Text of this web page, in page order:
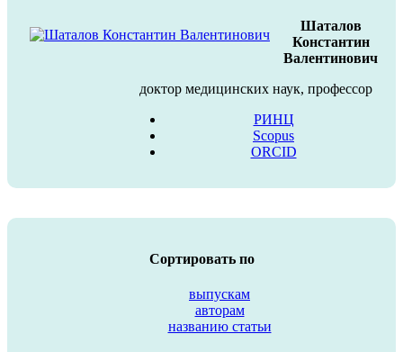
Шаталов
Константин
Валентинович
доктор медицинских наук, профессор
РИНЦ
Scopus
ORCID
Сортировать по
выпускам
авторам
названию статьи